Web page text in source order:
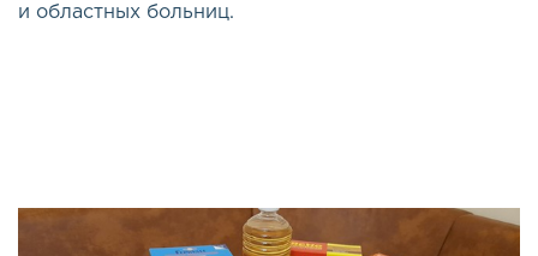
и областных больниц.